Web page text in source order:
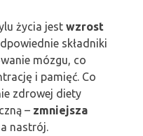
życia jest wzrost
składniki
mózgu, co
i pamięć. Co
zdrowej diety
– zmniejsza
nastrój.